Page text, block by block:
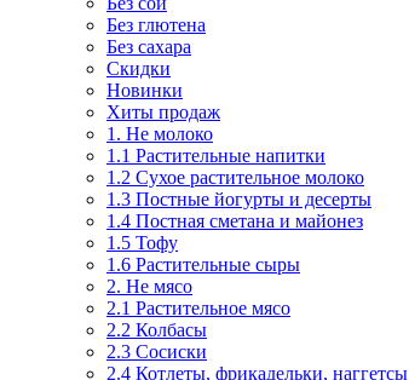
Без глютена
Без сахара
Скидки
Новинки
Хиты продаж
1. Не молоко
1.1 Растительные напитки
1.2 Сухое растительное молоко
1.3 Постные йогурты и десерты
1.4 Постная сметана и майонез
1.5 Тофу
1.6 Растительные сыры
2. Не мясо
2.1 Растительное мясо
2.2 Колбасы
2.3 Сосиски
2.4 Котлеты, фрикадельки, наггетсы